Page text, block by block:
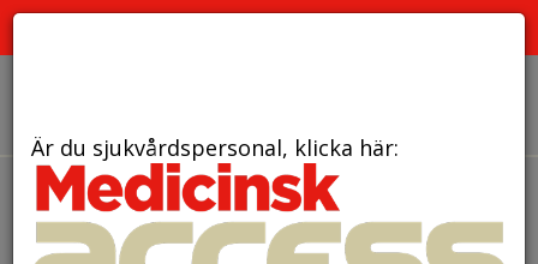
Är du sjukvårdspersonal, klicka här: